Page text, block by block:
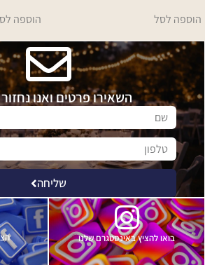
הוספה לסל הוספה
השאירו פרטים ואנו
שליחה
בואו להציץ באינסטגרם שלנו